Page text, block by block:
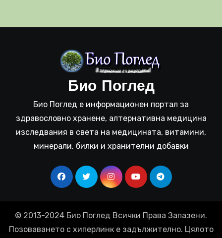
Био Поглед
Био Поглед е информационен портал за
здравословно хранене, алтернативна медицина
изследвания в света на медицината, витамини,
минерали, билки и хранителни добавки
© 2013-2024 Био Поглед Всички Права Запазени.
Позоваването с хиперлинк е задължително. Цялото